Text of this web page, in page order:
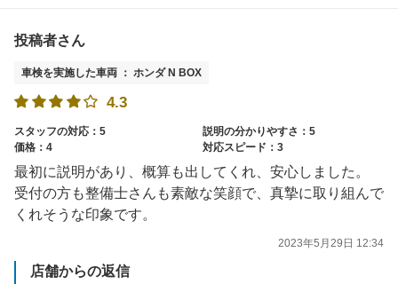
投稿者さん
車検を実施した車両 ： ホンダ N BOX
4.3
スタッフの対応：5
説明の分かりやすさ：5
価格：4
対応スピード：3
最初に説明があり、概算も出してくれ、安心しました。
受付の方も整備士さんも素敵な笑顔で、真摯に取り組んで
くれそうな印象です。
2023年5月29日 12:34
店舗からの返信